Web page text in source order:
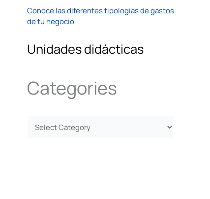
Conoce las diferentes tipologías de gastos
de tu negocio
Unidades didácticas
Categories